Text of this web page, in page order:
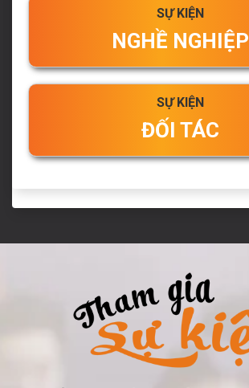
SỰ KIỆN
NGHỀ NGHIỆP
SỰ KIỆN
ĐỐI TÁC